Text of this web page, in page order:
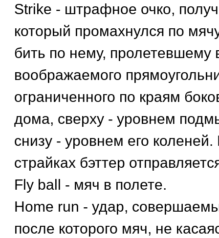
Strike - штрафное очко,
который промахнулся по
бить по нему, пролетевшему
воображаемого
ограниченного по краям
дома, сверху - уровнем
снизу - уровнем его коленей.
страйках бэттер
Fly ball - мяч в полете.
Home run - удар,
после которого мяч, не